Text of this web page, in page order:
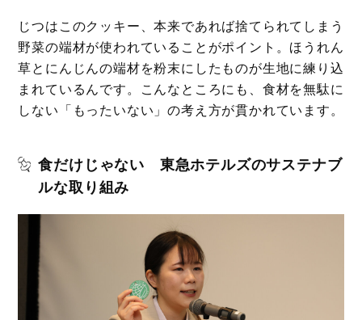
じつはこのクッキー、本来であれば捨てられてしまう
野菜の端材が使われていることがポイント。ほうれん
草とにんじんの端材を粉末にしたものが生地に練り込
まれているんです。こんなところにも、食材を無駄に
しない「もったいない」の考え方が貫かれています。
食だけじゃない 東急ホテルズのサステナブ
ルな取り組み